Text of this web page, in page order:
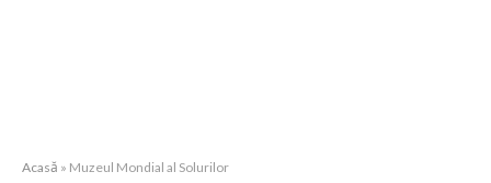
Acasă » Muzeul Mondial al Solurilor